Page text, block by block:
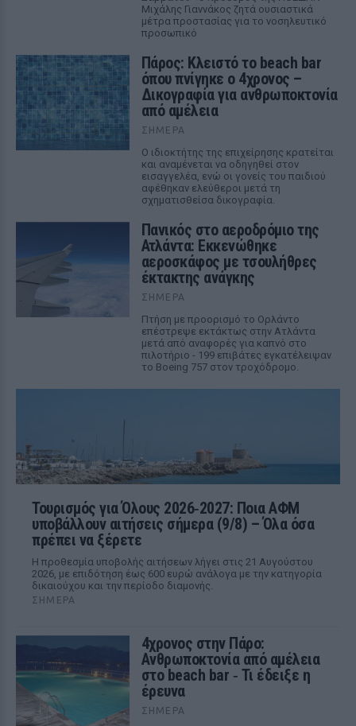
Μιχάλης Γιαννάκος ζητά ουσιαστικά
μέτρα προστασίας για το νοσηλευτικό
προσωπικό
Πάρος: Κλειστό το beach bar
όπου πνίγηκε ο 4χρονος –
Δικογραφία για ανθρωποκτονία
από αμέλεια
ΣΉΜΕΡΑ
Ο ιδιοκτήτης της επιχείρησης κρατείται
και αναμένεται να οδηγηθεί στον
εισαγγελέα, ενώ οι γονείς του παιδιού
αφέθηκαν ελεύθεροι μετά τη
σχηματισθείσα δικογραφία.
Πανικός στο αεροδρόμιο της
Ατλάντα: Εκκενώθηκε
αεροσκάφος με τσουλήθρες
έκτακτης ανάγκης
ΣΉΜΕΡΑ
Πτήση με προορισμό το Ορλάντο
επέστρεψε εκτάκτως στην Ατλάντα
μετά από αναφορές για καπνό στο
πιλοτήριο - 199 επιβάτες εγκατέλειψαν
το Boeing 757 στον τροχόδρομο.
Τουρισμός για Όλους 2026‑2027: Ποια ΑΦΜ
υποβάλλουν αιτήσεις σήμερα (9/8) – Όλα όσα
πρέπει να ξέρετε
Η προθεσμία υποβολής αιτήσεων λήγει στις 21 Αυγούστου
2026, με επιδότηση έως 600 ευρώ ανάλογα με την κατηγορία
δικαιούχου και την περίοδο διαμονής.
ΣΉΜΕΡΑ
4χρονος στην Πάρο:
Ανθρωποκτονία από αμέλεια
στο beach bar ‑ Τι έδειξε η
έρευνα
ΣΉΜΕΡΑ